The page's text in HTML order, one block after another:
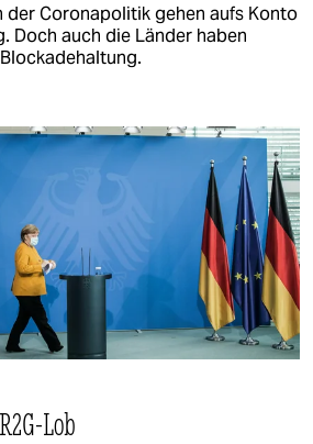
der Coronapolitik gehen aufs Konto
Doch auch die Länder haben
Lob